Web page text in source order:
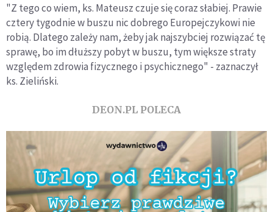
"Z tego co wiem, ks. Mateusz czuje się coraz słabiej. Prawie
cztery tygodnie w buszu nic dobrego Europejczykowi nie
robią. Dlatego zależy nam, żeby jak najszybciej rozwiązać tę
sprawę, bo im dłuższy pobyt w buszu, tym większe straty
względem zdrowia fizycznego i psychicznego" - zaznaczył
ks. Zieliński.
DEON.PL POLECA